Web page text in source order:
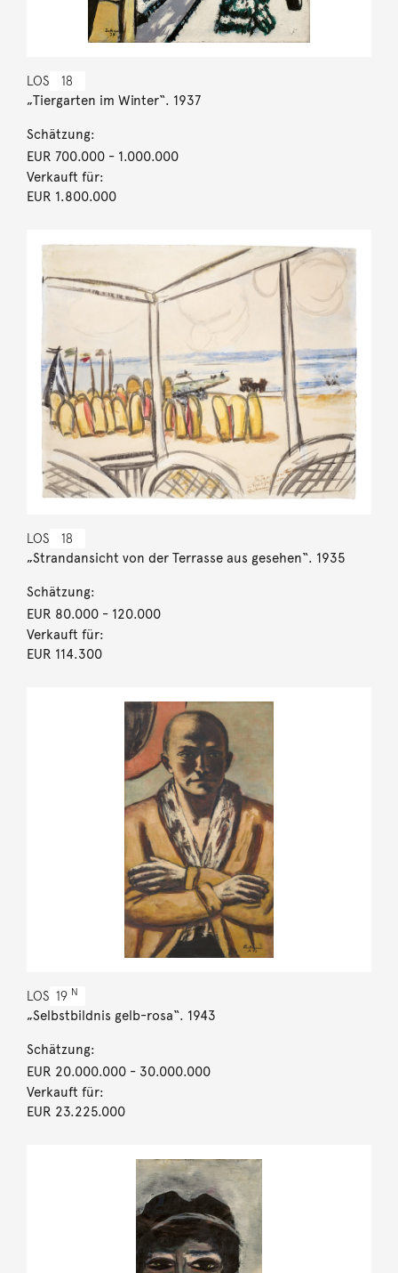
LOS 18
„Tiergarten im Winter“. 1937
Schätzung:
EUR 700.000- 1.000.000
Verkauft für:
EUR 1.800.000
LOS 18
„Strandansicht von der Terrasse aus gesehen“. 1935
Schätzung:
EUR 80.000- 120.000
Verkauft für:
EUR 114.300
LOS 19 N
„Selbstbildnis gelb-rosa“. 1943
Schätzung:
EUR 20.000.000- 30.000.000
Verkauft für:
EUR 23.225.000